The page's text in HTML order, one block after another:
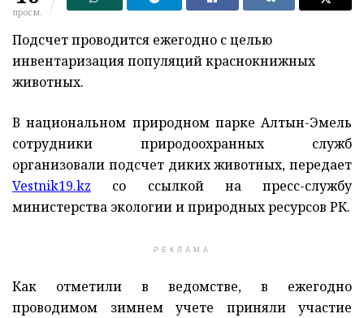
просм.
Подсчет проводится ежегодно с целью
инвентаризация популяций краснокнижных
животных.
В национальном природном парке Алтын-Эмель
сотрудники природоохранных служб
организовали подсчет диких животных, передает
Vestnik19.kz со ссылкой на пресс-службу
министерства экологии и природных ресурсов РК.
РЕКЛАМА
Как отметили в ведомстве, в ежегодно
проводимом зимнем учете приняли участие